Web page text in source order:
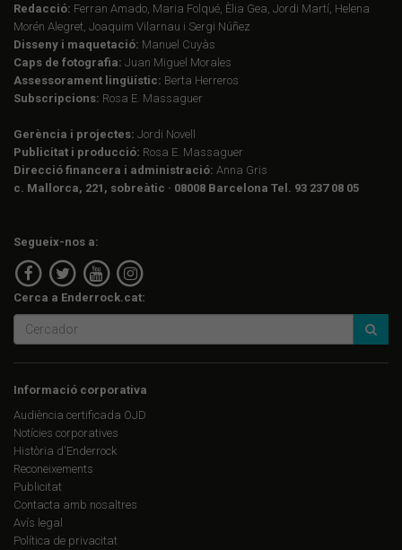
Redacció: Ferran Amado, Maria Folqué, Èlia Gea, Jordi Martí, Helena
Morén Alegret, Joaquim Vilarnau i Sergi Núñez
Disseny i maquetació: Manuel Cuyàs
Caps de fotografia: Juan Miguel Morales
Assessorament lingüístic: Berta Herreros
Subscripcions: Rosa E. Massaguer
Gerència i projectes: Jordi Novell
Publicitat i producció: Rosa E. Massaguer
Direcció financera i administració: Anna Gris
c. Mallorca, 221, sobreàtic · 08008 Barcelona Tel. 93 237 08 05
Segueix-nos a:
Cerca a Enderrock.cat:
Informació corporativa
Audiència certificada OJD
Notícies corporatives
Història d'Enderrock
Reconeixements
Publicitat
Contacta amb nosaltres
Avís legal
Política de privacitat